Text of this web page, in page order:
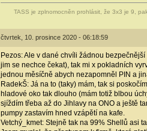
TASS je zplnomocněn prohlásit, že 3x3 je 9,
čtvrtek, 10. prosince 2020 - 06:18:59
Pezos: Ale v dané chvíli žádnou
jim se nechce čekat), tak mi x pokladních
jednou měsíčně abych nezapomněl PIN a
RadekŠ: Já na to (taky) mám, tak si
hladové oko tak dlouho (mám totiž blbou
sjíždím třeba až do Jihlavy na ONO a ještě
pumpy zastavím hned vzápětí na kafe.
Vetchý_kmet: Stejně tak na 99% Shellů asi